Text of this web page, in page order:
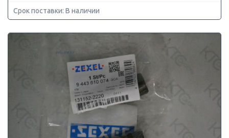
Срок поставки: В наличии